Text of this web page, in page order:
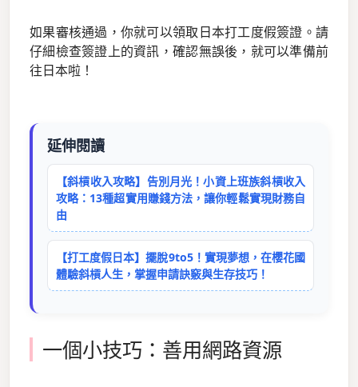
如果審核通過，你就可以領取日本打工度假簽證。請
仔細檢查簽證上的資訊，確認無誤後，就可以準備前
往日本啦！
延伸閱讀
【斜槓收入攻略】告別月光！小資上班族斜槓收入
攻略：13種超實用賺錢方法，讓你輕鬆實現財務自
由
【打工度假日本】擺脫9to5！實現夢想，在櫻花國
體驗斜槓人生，掌握申請訣竅與生存技巧！
一個小技巧：善用網路資源